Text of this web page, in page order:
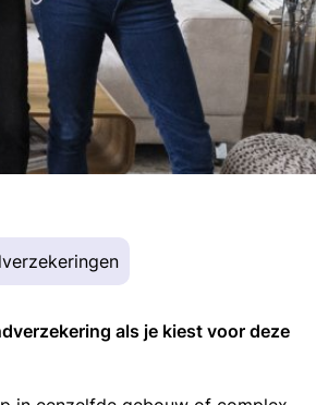
als je kiest voor deze